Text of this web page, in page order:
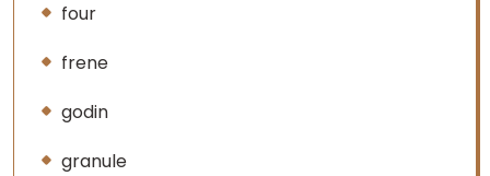
four
frene
godin
granule